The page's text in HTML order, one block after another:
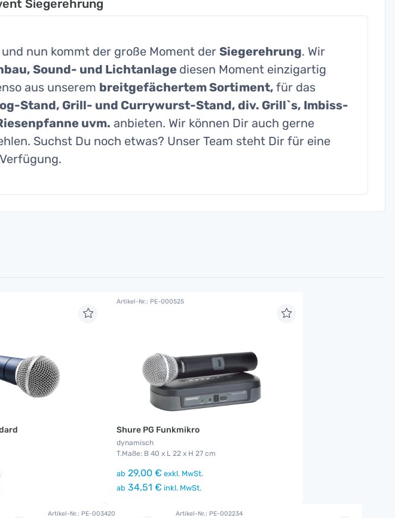
Siegerehrung
nun kommt der große Moment der Siegerehrung. Wir
Sound- und Lichtanlage diesen Moment einzigartig
aus unserem breitgefächertem Sortiment, für das
Stand, Grill- und Currywurst-Stand, div. Grill`s, Imbiss-
uvm. anbieten. Wir können Dir auch gerne
Suchst Du noch etwas? Unser Team steht Dir für eine
Artikel-Nr.: PE-000525
Shure PG Funkmikro
dynamisch
T.Maße: B 40 x L 22 x H 27 cm
ab 29,00 € exkl. MwSt.
ab 34,51 € inkl. MwSt.
Artikel-Nr.: PE-003420 Artikel-Nr.: PE-002234